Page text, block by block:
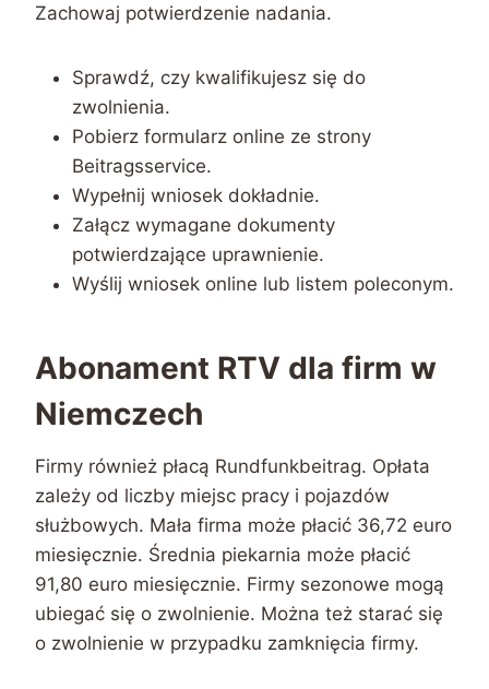
Zachowaj potwierdzenie nadania.
Sprawdź, czy kwalifikujesz się do
zwolnienia.
Pobierz formularz online ze strony
Beitragsservice.
Wypełnij wniosek dokładnie.
Załącz wymagane dokumenty
potwierdzające uprawnienie.
Wyślij wniosek online lub listem poleconym.
Abonament RTV dla firm w
Niemczech
Firmy również płacą Rundfunkbeitrag. Opłata
zależy od liczby miejsc pracy i pojazdów
służbowych. Mała firma może płacić 36,72 euro
miesięcznie. Średnia piekarnia może płacić
91,80 euro miesięcznie. Firmy sezonowe mogą
ubiegać się o zwolnienie. Można też starać się
o zwolnienie w przypadku zamknięcia firmy.